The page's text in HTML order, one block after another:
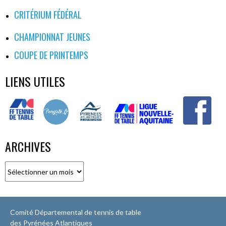
CRITÉRIUM FÉDÉRAL
CHAMPIONNAT JEUNES
COUPE DE PRINTEMPS
LIENS UTILES
ARCHIVES
Comité Départemental de tennis de table
des Pyrénées Atlantiques